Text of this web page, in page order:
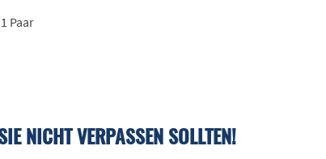
Paar
NICHT VERPASSEN SOLLTEN!